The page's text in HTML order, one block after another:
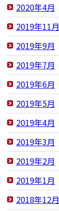
2020年4月
2019年11月
2019年9月
2019年7月
2019年6月
2019年5月
2019年4月
2019年3月
2019年2月
2019年1月
2018年12月